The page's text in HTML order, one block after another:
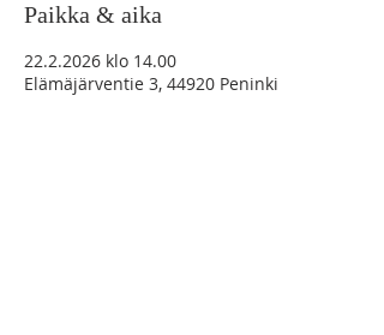
Paikka & aika
22.2.2026 klo 14.00
Elämäjärventie 3, 44920 Peninki